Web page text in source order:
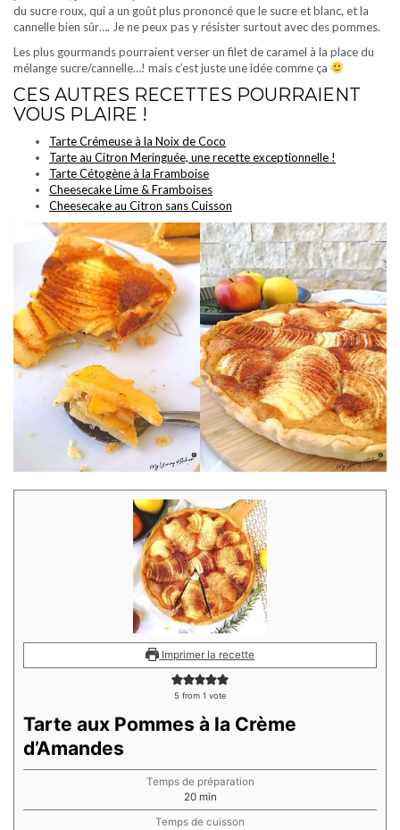
du sucre roux, qui a un goût plus prononcé que le sucre et blanc, et la
cannelle bien sûr…. Je ne peux pas y résister surtout avec des pommes.
Les plus gourmands pourraient verser un filet de caramel à la place du
mélange sucre/cannelle…! mais c’est juste une idée comme ça
CES AUTRES RECETTES POURRAIENT
VOUS PLAIRE !
Tarte Crémeuse à la Noix de Coco
Tarte au Citron Meringuée, une recette exceptionnelle !
Tarte Cétogène à la Framboise
Cheesecake Lime & Framboises
Cheesecake au Citron sans Cuisson
Imprimer la recette
5 from 1 vote
Tarte aux Pommes à la Crème
d’Amandes
Temps de préparation
20minutes
min
Temps de cuisson